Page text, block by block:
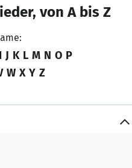
von A bis Z
I J K L M N O P
W X Y Z